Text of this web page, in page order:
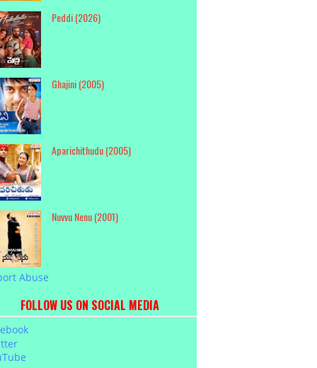
Peddi (2026)
Ghajini (2005)
Aparichithudu (2005)
Nuvvu Nenu (2001)
Abuse
FOLLOW US ON SOCIAL MEDIA